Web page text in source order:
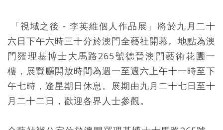
「視域之後 - 李英維個人作品展」將於九月二十
六日下午六時三十分於澳門全藝社開幕。地點為澳
門羅理基博士大馬路265號德晉澳門藝術花園一
樓，展覽廳開放時間為週一至週六上午十一時至下
午七時，逢星期日休息。展期由九月二十七日至十
月二十二日，歡迎各界人士參觀。